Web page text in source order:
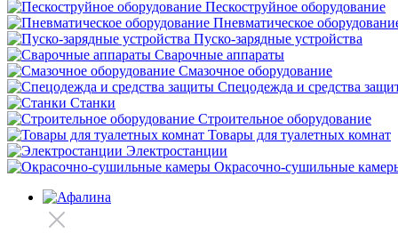
Пескоструйное оборудование
Пневматическое
Пуско-зарядные устройства
Сварочные аппараты
Смазочное оборудование
Спецодежда и средства
Станки
Строительное оборудование
Товары для туалетных комнат
Электростанции
Окрасочно-сушильные